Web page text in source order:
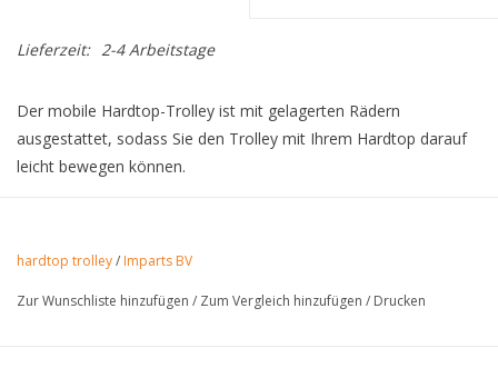
Lieferzeit: 2-4 Arbeitstage
Der mobile Hardtop-Trolley ist mit gelagerten Rädern
ausgestattet, sodass Sie den Trolley mit Ihrem Hardtop darauf
leicht bewegen können.
nichts passieren.
Der Wagen lässt sich problemlos abbauen und in den
hardtop trolley/ Imparts BV
Zur Wunschliste hinzufügen / Zum Vergleich hinzufügen / Drucken